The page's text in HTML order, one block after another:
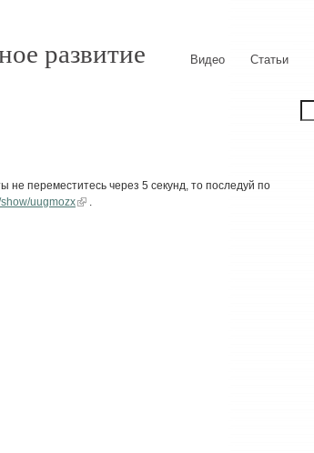
развитие Видео Статьи
не переместитесь через 5 секунд, то последуй по
uugmozx